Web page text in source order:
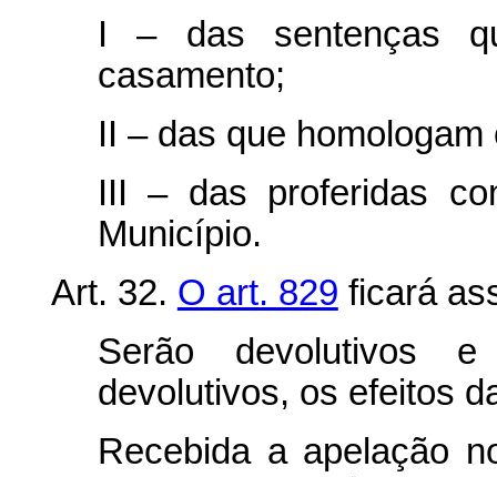
I – das sentenças
casamento;
II – das que
III – das proferidas
Município.
Art. 32. O art. 829 ficará
Serão devolutivos
devolutivos, os efeitos
Recebida a apelação